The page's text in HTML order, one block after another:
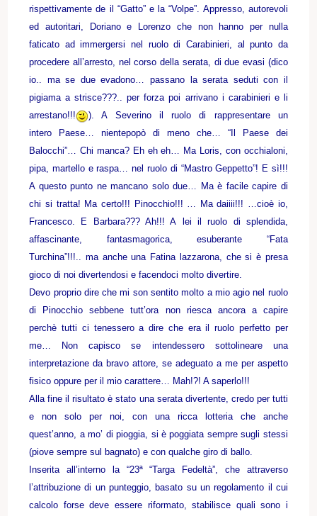
rispettivamente de il “Gatto” e la “Volpe”. Appresso, autorevoli
ed autoritari, Doriano e Lorenzo che non hanno per nulla
faticato ad immergersi nel ruolo di Carabinieri, al punto da
procedere all’arresto, nel corso della serata, di due evasi (dico
io.. ma se due evadono… passano la serata seduti con il
pigiama a strisce???.. per forza poi arrivano i carabinieri e li
arrestano!!!
). A Severino il ruolo di rappresentare un
intero Paese… nientepopò di meno che… “Il Paese dei
Balocchi”… Chi manca? Eh eh eh… Ma Loris, con occhialoni,
pipa, martello e raspa… nel ruolo di “Mastro Geppetto”! E sì!!!
A questo punto ne mancano solo due… Ma è facile capire di
chi si tratta! Ma certo!!! Pinocchio!!! … Ma daiiii!!! …cioè io,
Francesco. E Barbara??? Ah!!! A lei il ruolo di splendida,
affascinante, fantasmagorica, esuberante “Fata
Turchina”!!!.. ma anche una Fatina lazzarona, che si è presa
gioco di noi divertendosi e facendoci molto divertire.
Devo proprio dire che mi son sentito molto a mio agio nel ruolo
di Pinocchio sebbene tutt’ora non riesca ancora a capire
perchè tutti ci tenessero a dire che era il ruolo perfetto per
me… Non capisco se intendessero sottolineare una
interpretazione da bravo attore, se adeguato a me per aspetto
fisico oppure per il mio carattere… Mah!?! A saperlo!!!
Alla fine il risultato è stato una serata divertente, credo per tutti
e non solo per noi, con una ricca lotteria che anche
quest’anno, a mo’ di pioggia, si è poggiata sempre sugli stessi
(piove sempre sul bagnato) e con qualche giro di ballo.
Inserita all’interno la “23ª “Targa Fedeltà”, che attraverso
l’attribuzione di un punteggio, basato su un regolamento il cui
calcolo forse deve essere riformato, stabilisce quali sono i